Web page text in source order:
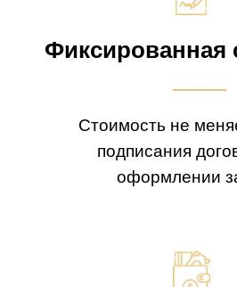
Фиксированная
Стоимость не
подписания
оформлении